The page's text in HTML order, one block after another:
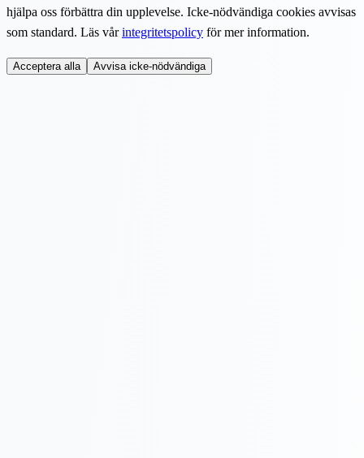
hjälpa oss förbättra din upplevelse. Icke-nödvändiga cookies avvisas
som standard. Läs vårintegritetspolicy för mer information.
Acceptera alla Avvisa icke-nödvändiga